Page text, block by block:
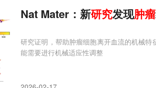
Nat Mater：新研究发现肿瘤
研究证明，帮助肿瘤细胞离开血流的机械
能需要进行机械适应性调整